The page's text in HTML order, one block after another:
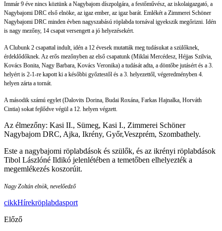
Immár 9 éve nincs köztünk a Nagybajom díszpolgára, a festőművész, az iskolaigazgató, a
Nagybajomi DRC első elnöke, az igaz ember, az igaz barát. Emlékét a Zimmerei Schöner
Nagybajomi DRC minden évben nagyszabású röplabda tornával igyekszik megőrizni. Idén
is nagy mezőny, 14 csapat versengett a jó helyezésekért.
A Clubunk 2 csapattal indult, idén a 12 évesek mutatták meg tudásukat a szülőknek,
érdeklődőknek. Az erős mezőnyben az első csapatunk (Miklai Mercédesz, Héjjas Szilvia,
Kovács Bonita, Nagy Barbara, Kovács Veronika) a tudását adta, a döntőbe jutásért és a 3.
helyért is 2-1-re kapott ki a későbbi győztestől és a 3. helyezettől, végeredményben 4.
helyen zárta a tornát.
A második számú egylet (Dalovits Dorina, Budai Roxána, Farkas Hajnalka, Horváth
Cintia) sokat fejlődve végül a 12. helyen végzett.
Az élmezőny: Kasi II., Sümeg, Kasi I., Zimmerei Schöner
Nagybajom DRC, Ajka, Ikrény, Győr,Veszprém, Szombathely.
Este a nagybajomi röplabdások és szülők, és az ikrényi röplabdások
Tibol Lászlóné Ildikó jelenlétében a temetőben elhelyezték a
megemlékezés koszorúit.
Nagy Zoltán elnök, nevelőedző
cikkHírekröplabdasport
Előző